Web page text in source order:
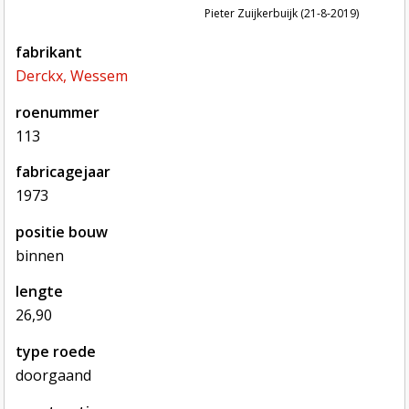
Pieter Zuijkerbuijk (21-8-2019)
fabrikant
Derckx, Wessem
roenummer
113
fabricagejaar
1973
positie bouw
binnen
lengte
26,90
type roede
doorgaand